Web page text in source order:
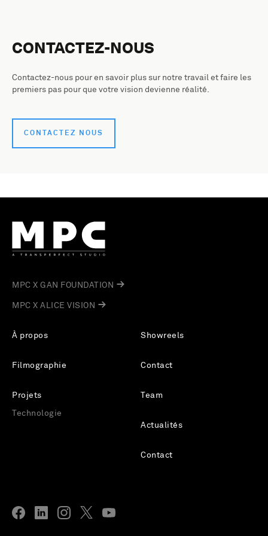
CONTACTEZ-NOUS
Contactez-nous pour en savoir plus sur notre travail et faire les
premiers pas pour que votre vision devienne réalité.
CONTACTEZ NOUS
À propos
Filmographie
Projets
Technologie
Showreels
Contact
Team
Actualités
Contact
MPC X GAN FOUNDATION
MPC X ALICE VISION